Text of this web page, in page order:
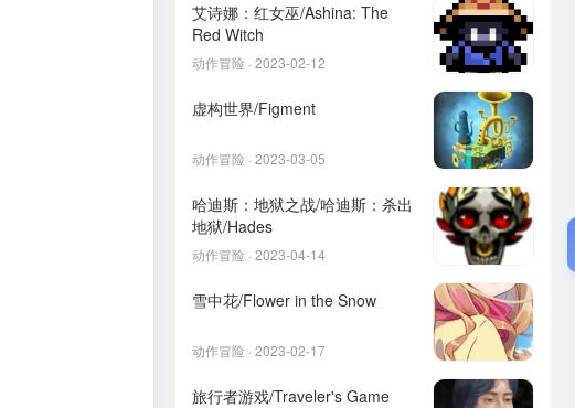
艾诗娜：红女巫/Ashina: The
Red Witch
动作冒险 · 2023-02-12
虚构世界/Figment
动作冒险 · 2023-03-05
哈迪斯：地狱之战/哈迪斯：杀出
地狱/Hades
动作冒险 · 2023-04-14
雪中花/Flower in the Snow
动作冒险 · 2023-02-17
旅行者游戏/Traveler's Game